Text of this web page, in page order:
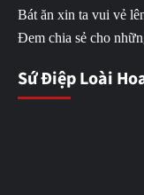
Bát ăn xin ta vui vẻ
Đem chia sẻ cho
Sứ Điệp Loài